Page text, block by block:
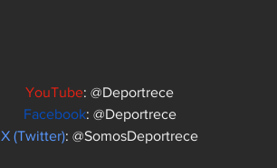
YouTube: @Deportrece
Facebook: @Deportrece
X (Twitter): @SomosDeportrece